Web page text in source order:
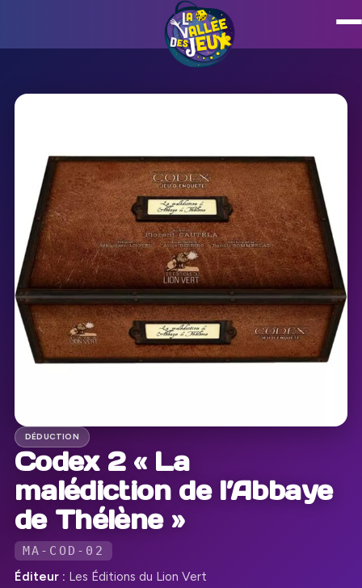
DÉDUCTION
Codex 2 « La
malédiction de l’Abbaye
de Thélène »
MA-COD-02
Éditeur : Les Éditions du Lion Vert